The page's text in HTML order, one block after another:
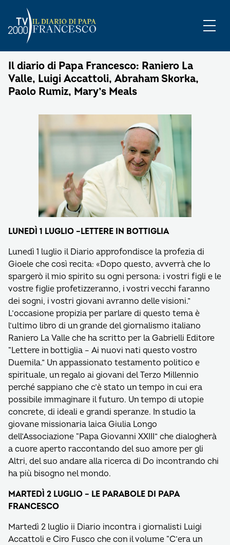
Il diario di Papa Francesco: Raniero La
Valle, Luigi Accattoli, Abraham Skorka,
Paolo Rumiz, Mary’s Meals
LUNEDÌ 1 LUGLIO –LETTERE IN BOTTIGLIA
Lunedì 1 luglio il Diario approfondisce la profezia di
Gioele che così recita: «Dopo questo, avverrà che Io
spargerò il mio spirito su ogni persona: i vostri figli e le
vostre figlie profetizzeranno, i vostri vecchi faranno
dei sogni, i vostri giovani avranno delle visioni.”
L’occasione propizia per parlare di questo tema è
l’ultimo libro di un grande del giornalismo italiano
Raniero La Valle che ha scritto per la Gabrielli Editore
“Lettere in bottiglia – Ai nuovi nati questo vostro
Duemila.” Un appassionato testamento politico e
spirituale, un regalo ai giovani del Terzo Millennio
perché sappiano che c’è stato un tempo in cui era
possibile immaginare il futuro. Un tempo di utopie
concrete, di ideali e grandi speranze. In studio la
giovane missionaria laica Giulia Longo
dell’Associazione “Papa Giovanni XXIII” che dialogherà
a cuore aperto raccontando del suo amore per gli
Altri, del suo andare alla ricerca di Do incontrando chi
ha più bisogno nel mondo.
MARTEDÌ 2 LUGLIO – LE PARABOLE DI PAPA
FRANCESCO
Martedì 2 luglio ii Diario incontra i giornalisti Luigi
Accattoli e Ciro Fusco che con il volume “C’era un